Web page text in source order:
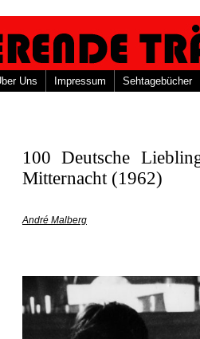
Uns Impressum Sehtagebücher
100 Deutsche
Mitternacht (1962)
André Malberg